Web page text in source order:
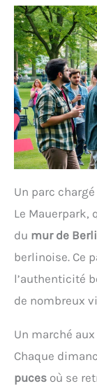
Un parc
Le Mauerpark,
du mur de
berlinoise. Ce
l’authenticité
de nombreux
Un marché
Chaque
puces où se